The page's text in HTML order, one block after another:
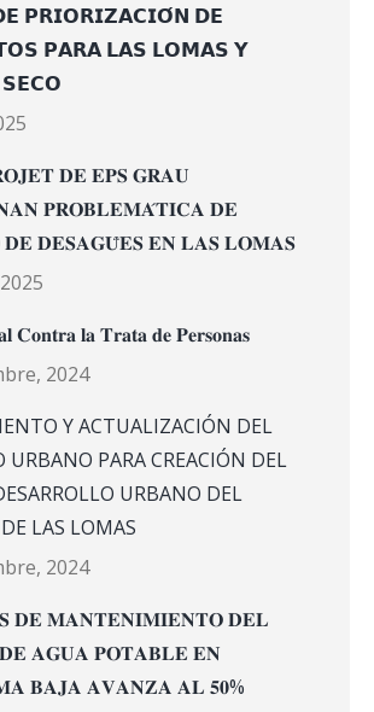
𝗣𝗥𝗜𝗢𝗥𝗜𝗭𝗔𝗖𝗜𝗢́𝗡 𝗗𝗘
𝗣𝗔𝗥𝗔 𝗟𝗔𝗦 𝗟𝗢𝗠𝗔𝗦 𝗬
𝐃𝐄 𝐄𝐏𝐒 𝐆𝐑𝐀𝐔
𝐏𝐑𝐎𝐁𝐋𝐄𝐌𝐀́𝐓𝐈𝐂𝐀 𝐃𝐄
𝐃𝐄𝐒𝐀𝐆𝐔̈𝐄𝐒 𝐄𝐍 𝐋𝐀𝐒 𝐋𝐎𝐌𝐀𝐒
𝐂𝐨𝐧𝐭𝐫𝐚 𝐥𝐚 𝐓𝐫𝐚𝐭𝐚 𝐝𝐞 𝐏𝐞𝐫𝐬𝐨𝐧𝐚𝐬
2024
Y ACTUALIZACIÓN DEL
URBANO PARA CREACIÓN DEL
URBANO DEL
LAS LOMAS
2024
𝐃𝐄 𝐌𝐀𝐍𝐓𝐄𝐍𝐈𝐌𝐈𝐄𝐍𝐓𝐎 𝐃𝐄𝐋
𝐀𝐆𝐔𝐀 𝐏𝐎𝐓𝐀𝐁𝐋𝐄 𝐄𝐍
𝐁𝐀𝐉𝐀 𝐀𝐕𝐀𝐍𝐙𝐀 𝐀𝐋 𝟓𝟎%